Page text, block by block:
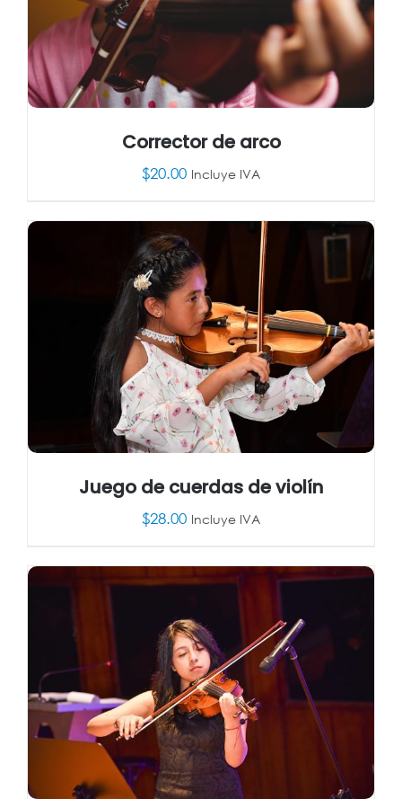
DETALLES
Corrector de arco
$20.00 Incluye IVA
AÑADIR AL CARRITO DETALLES
Juego de cuerdas de violín
$28.00 Incluye IVA